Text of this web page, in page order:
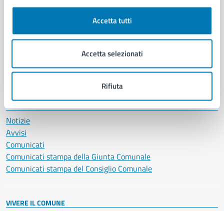
Accetta tutti
Accetta selezionati
Rifiuta
Educazione e formazione
Giustizia e sicurezza pubblica
Imprese e commercio
Salute, benessere e assistenza
Vita lavorativa
NOVITÀ
Notizie
Avvisi
Comunicati
Comunicati stampa della Giunta Comunale
Comunicati stampa del Consiglio Comunale
VIVERE IL COMUNE